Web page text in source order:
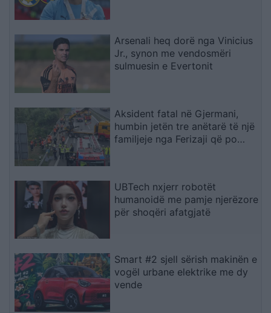
Arsenali heq dorë nga Vinicius
Jr., synon me vendosmëri
sulmuesin e Evertonit
Aksident fatal në Gjermani,
humbin jetën tre anëtarë të një
familjeje nga Ferizaji që po
UBTech nxjerr robotët
humanoidë me pamje njerëzore
për shoqëri afatgjatë
Smart #2 sjell sërish makinën e
vogël urbane elektrike me dy
vende